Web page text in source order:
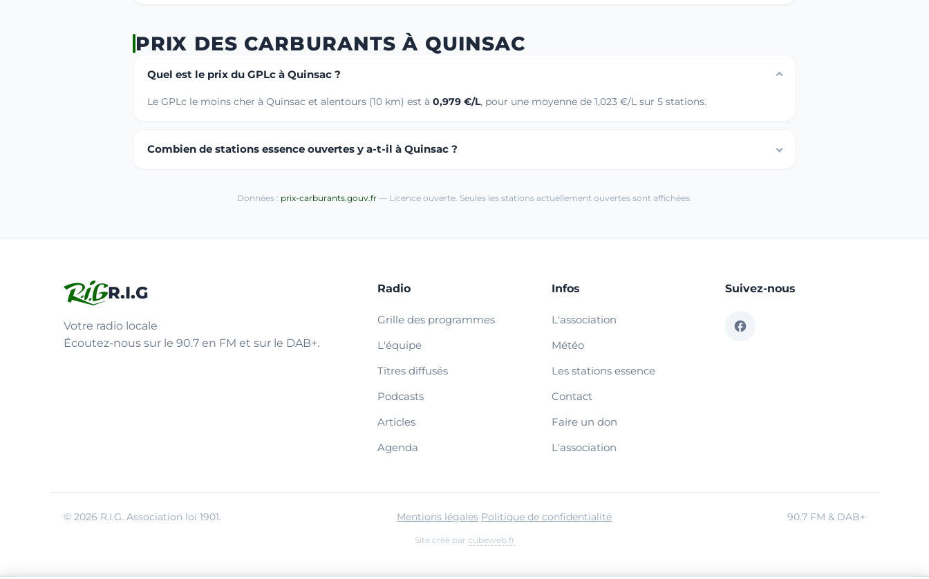
PRIX DES CARBURANTS À QUINSAC
Quel est le prix du GPLc à Quinsac ?
Le GPLc le moins cher à Quinsac et alentours (10 km) est à 0,979 €/L, pour une moyenne de 1,023 €/L sur 5 stations.
Combien de stations essence ouvertes y a-t-il à Quinsac ?
Données : prix-carburants.gouv.fr — Licence ouverte. Seules les stations actuellement ouvertes sont affichées.
R.I.G
Votre radio locale
Écoutez-nous sur le 90.7 en FM et sur le DAB+.
Radio
Grille des programmes
L'équipe
Titres diffusés
Podcasts
Articles
Agenda
Infos
L'association
Météo
Les stations essence
Contact
Faire un don
L'association
Suivez-nous
© 2026 R.I.G. Association loi 1901. Mentions légales·Politique de confidentialité 90.7 FM & DAB+
Site créé par cubeweb.fr